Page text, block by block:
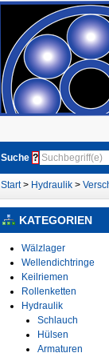
Suche ?
Start> Hydraulik >
KATEGORIEN
Wälzlager
Wellendichtringe
Keilriemen
Rollenketten
Hydraulik
Schlauch
Hülsen
Armaturen